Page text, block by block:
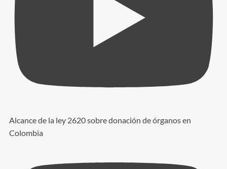
Alcance de la ley 2620 sobre donación de órganos en
Colombia